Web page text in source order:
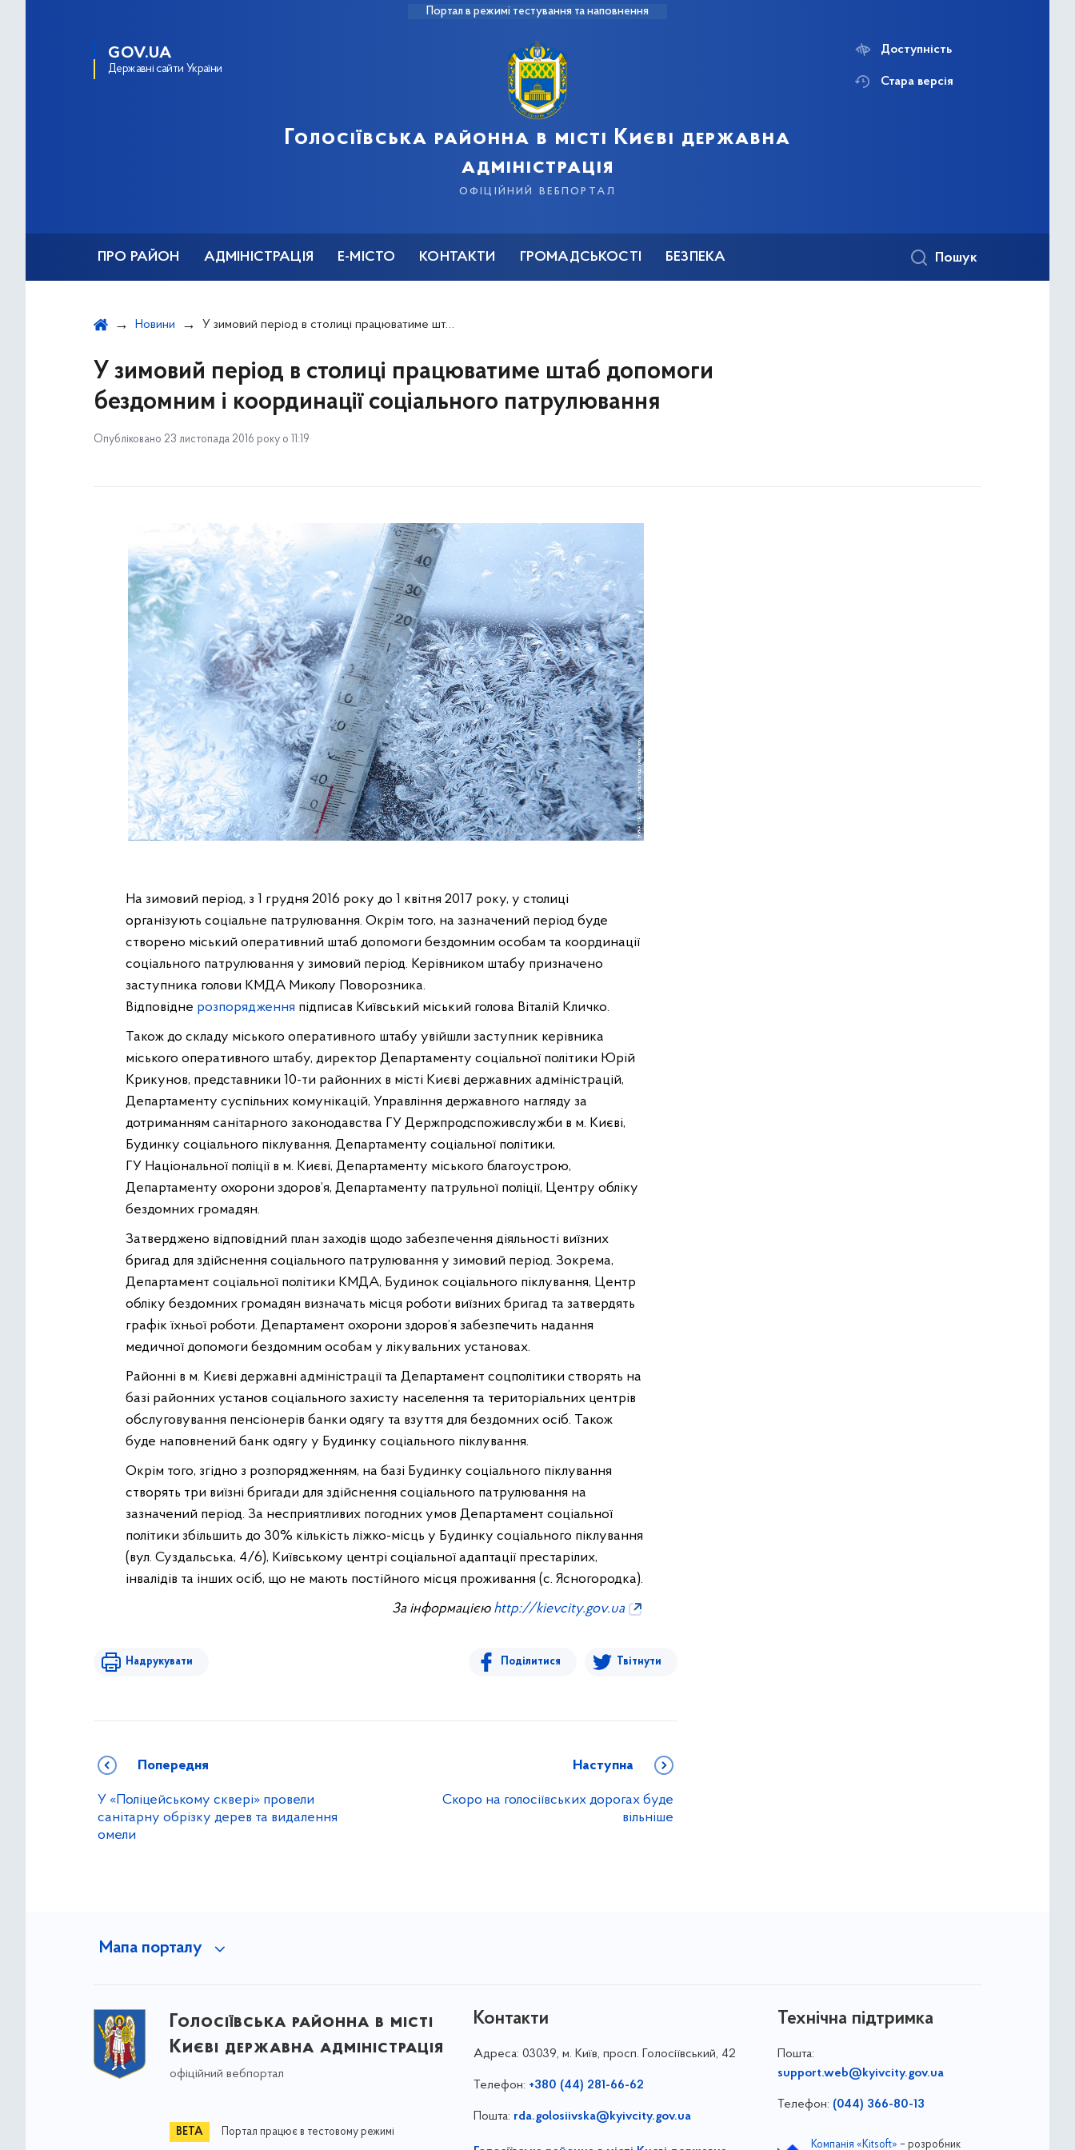
Портал в режимі тестування та наповнення
GOV.UA
Державні сайти України
Голосіївська районна в місті Києві державна
адміністрація
офіційний вебпортал
Доступність
Стара версія
ПРО РАЙОН АДМІНІСТРАЦІЯ Е-МІСТО КОНТАКТИ ГРОМАДСЬКОСТІ БЕЗПЕКА Пошук
Новини У зимовий період в столиці працюватиме штаб допомоги бездомним і координації соціального патрулювання
У зимовий період в столиці працюватиме штаб допомоги
бездомним і координації соціального патрулювання
Опубліковано 23 листопада 2016 року о 11:19
На зимовий період, з 1 грудня 2016 року до 1 квітня 2017 року, у столиці
організують соціальне патрулювання. Окрім того, на зазначений період буде
створено міський оперативний штаб допомоги бездомним особам та координації
соціального патрулювання у зимовий період. Керівником штабу призначено
заступника голови КМДА Миколу Поворозника.
Відповідне розпорядження підписав Київський міський голова Віталій Кличко.
Також до складу міського оперативного штабу увійшли заступник керівника
міського оперативного штабу, директор Департаменту соціальної політики Юрій
Крикунов, представники 10-ти районних в місті Києві державних адміністрацій,
Департаменту суспільних комунікацій, Управління державного нагляду за
дотриманням санітарного законодавства ГУ Держпродспоживслужби в м. Києві,
Будинку соціального піклування, Департаменту соціальної політики,
ГУ Національної поліції в м. Києві, Департаменту міського благоустрою,
Департаменту охорони здоров’я, Департаменту патрульної поліції, Центру обліку
бездомних громадян.
Затверджено відповідний план заходів щодо забезпечення діяльності виїзних
бригад для здійснення соціального патрулювання у зимовий період. Зокрема,
Департамент соціальної політики КМДА, Будинок соціального піклування, Центр
обліку бездомних громадян визначать місця роботи виїзних бригад та затвердять
графік їхньої роботи. Департамент охорони здоров’я забезпечить надання
медичної допомоги бездомним особам у лікувальних установах.
Районні в м. Києві державні адміністрації та Департамент соцполітики створять на
базі районних установ соціального захисту населення та територіальних центрів
обслуговування пенсіонерів банки одягу та взуття для бездомних осіб. Також
буде наповнений банк одягу у Будинку соціального піклування.
Окрім того, згідно з розпорядженням, на базі Будинку соціального піклування
створять три виїзні бригади для здійснення соціального патрулювання на
зазначений період. За несприятливих погодних умов Департамент соціальної
політики збільшить до 30% кількість ліжко-місць у Будинку соціального піклування
(вул. Суздальська, 4/6), Київському центрі соціальної адаптації престарілих,
інвалідів та інших осіб, що не мають постійного місця проживання (с. Ясногородка).
За інформацією http://kievcity.gov.ua
Надрукувати Поділитися Твітнути
Попередня
У «Поліцейському сквері» провели
санітарну обрізку дерев та видалення
омели
Наступна
Скоро на голосіївських дорогах буде
вільніше
Мапа порталу
Голосіївська районна в місті
Києві державна адміністрація
офіційний вебпортал
Портал працює в тестовому режимі
Контакти
Адреса: 03039, м. Київ, просп. Голосіївський, 42
Телефон: +380 (44) 281-66-62
Пошта: rda.golosiivska@kyivcity.gov.ua
Технічна підтримка
Пошта:
support.web@kyivcity.gov.ua
Телефон: (044) 366-80-13
Компанія «Kitsoft» – розробник